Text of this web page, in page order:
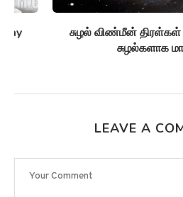
சுழல் விண்மீன் திரள்கள்
சுழல்களாக